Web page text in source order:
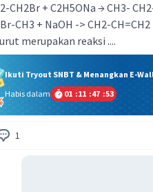
CH2Br + C2H5ONa → CH3-
CH3 + NaOH -> CH2-
merupakan reaksi ....
Ikuti Tryout SNBT & Menangkan E-
Habis dalam
01 :11 :47 :52
1